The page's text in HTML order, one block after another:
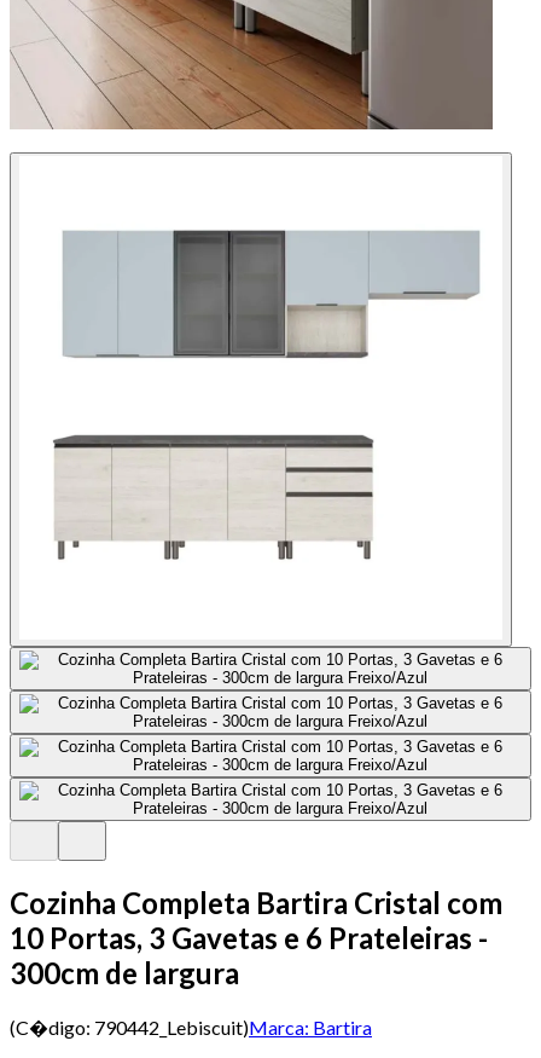
Cozinha Completa Bartira Cristal com
10 Portas, 3 Gavetas e 6 Prateleiras -
300cm de largura
(C�digo: 790442_Lebiscuit)Marca: Bartira